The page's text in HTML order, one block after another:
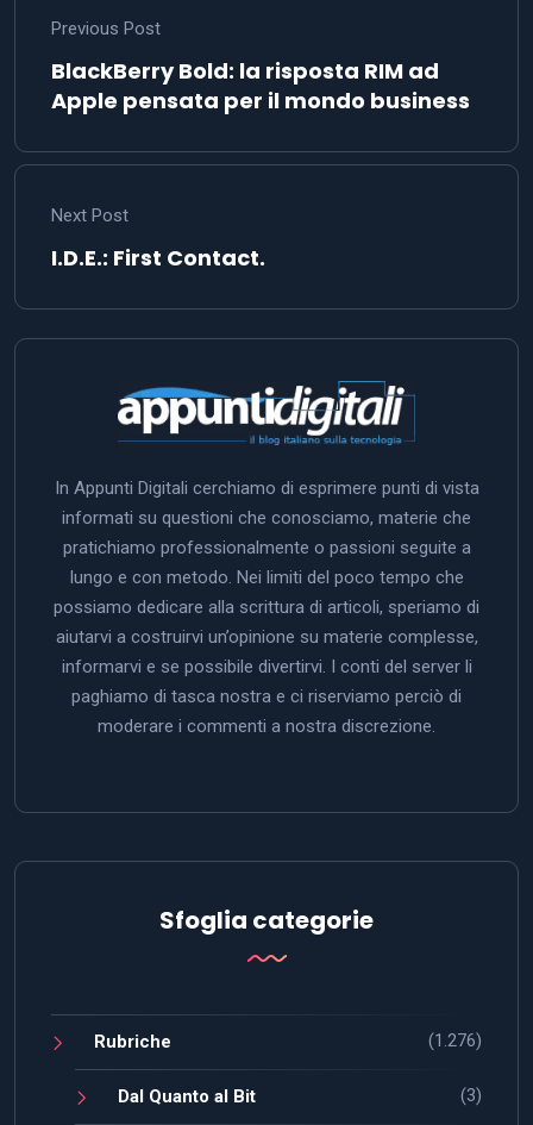
Previous Post
BlackBerry Bold: la risposta RIM ad
Apple pensata per il mondo business
Next Post
I.D.E.: First Contact.
In Appunti Digitali cerchiamo di esprimere punti di vista
informati su questioni che conosciamo, materie che
pratichiamo professionalmente o passioni seguite a
lungo e con metodo. Nei limiti del poco tempo che
possiamo dedicare alla scrittura di articoli, speriamo di
aiutarvi a costruirvi un’opinione su materie complesse,
informarvi e se possibile divertirvi. I conti del server li
paghiamo di tasca nostra e ci riserviamo perciò di
moderare i commenti a nostra discrezione.
Sfoglia categorie
Rubriche (1.276)
Dal Quanto al Bit (3)